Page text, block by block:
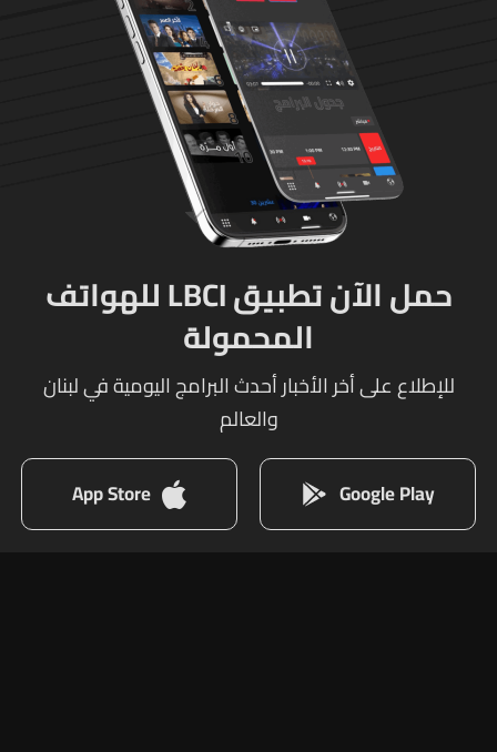
حمل الآن تطبيق LBCI للهواتف
المحمولة
للإطلاع على أخر الأخبار أحدث البرامج اليومية في لبنان
والعالم
Google Play
App Store